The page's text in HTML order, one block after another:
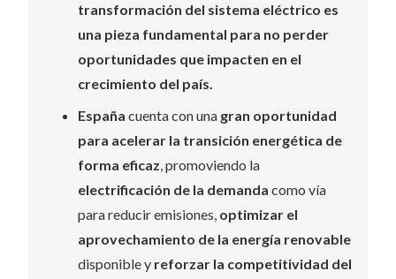
transformación del sistema eléctrico es
una pieza fundamental para no perder
oportunidades que impacten en el
crecimiento del país.
España cuenta con una gran oportunidad
para acelerar la transición energética de
forma eficaz, promoviendo la
electrificación de la demanda como vía
para reducir emisiones, optimizar el
aprovechamiento de la energía renovable
disponible y reforzar la competitividad del